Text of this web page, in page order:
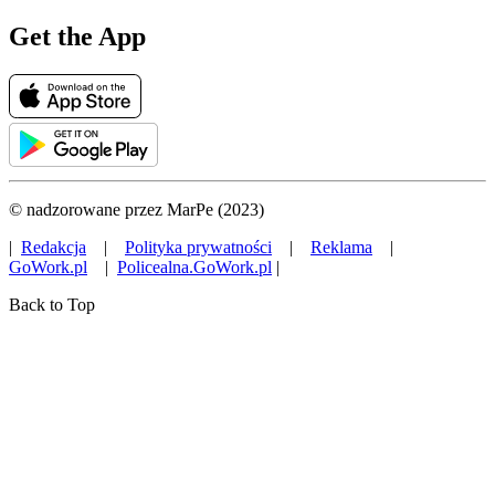
Get the App
© nadzorowane przez MarPe (2023)
| Redakcja | Polityka prywatności | Reklama |
GoWork.pl | Policealna.GoWork.pl |
Back to Top